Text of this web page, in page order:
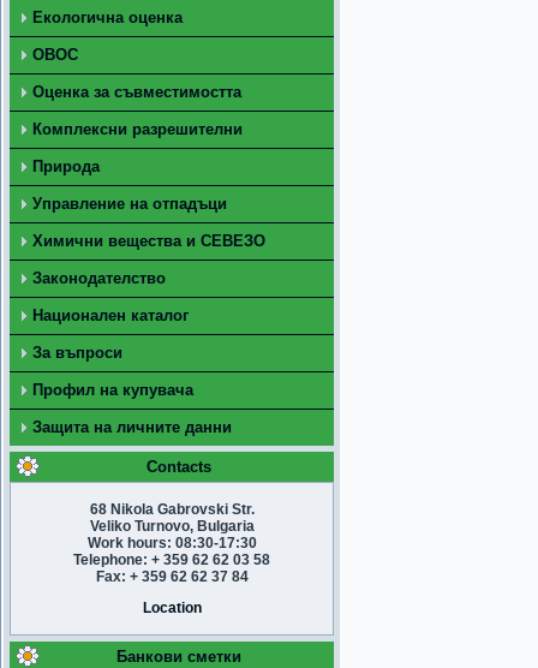
Екологична оценка
ОВОС
Оценка за съвместимостта
Комплексни разрешителни
Природа
Управление на отпадъци
Химични вещества и СЕВЕЗО
Законодателство
Национален каталог
За въпроси
Профил на купувача
Защита на личните данни
Contacts
68 Nikola Gabrovski Str.
Veliko Turnovo, Bulgaria
Work hours: 08:30-17:30
Telephone: + 359 62 62 03 58
Fax: + 359 62 62 37 84
Location
Банкови сметки